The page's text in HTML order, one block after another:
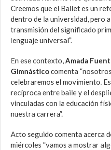
Creemos que el Ballet es un
dentro de la universidad, pero
transmisión del significado
lenguaje universal”.
En ese contexto,Amada
Gimnásticocomenta
celebraremos el movimiento.
recíproca entre baile y el
vinculadas con la educación
nuestra carrera”.
Acto seguido comenta acerca
miércoles “vamos a mostrar